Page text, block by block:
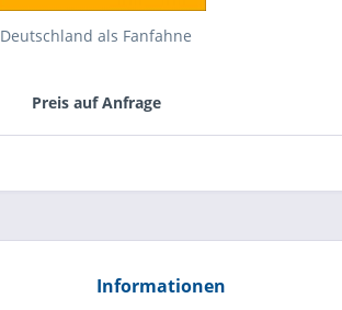
Deutschland als Fanfahne
Preis auf Anfrage
Informationen